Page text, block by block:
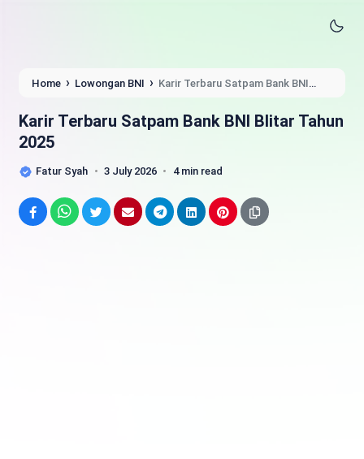
Home › Lowongan BNI › Karir Terbaru Satpam Bank BNI
Karir Terbaru Satpam Bank BNI Blitar Tahun
2025
Fatur Syah 3 July 2026 4 min read